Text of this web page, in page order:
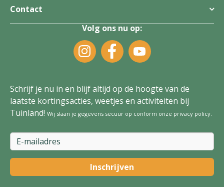
Contact
Volg ons nu op:
Schrijf je nu in en blijf altijd op de hoogte van de
laatste kortingsacties, weetjes en activiteiten bij
Tuinland! Wij slaan je gegevens secuur op conform onze privacy policy